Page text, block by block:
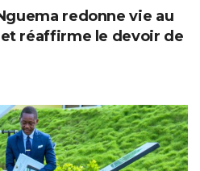
redonne vie au
réaffirme le devoir de